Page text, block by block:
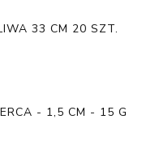
33 CM 20 SZT.
- 1,5 CM - 15 G